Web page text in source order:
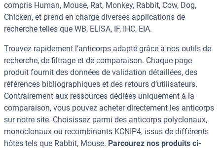
compris Human, Mouse, Rat, Monkey, Rabbit, Cow, Dog,
Chicken, et prend en charge diverses applications de
recherche telles que WB, ELISA, IF, IHC, EIA.
Trouvez rapidement l’anticorps adapté grâce à nos outils de
recherche, de filtrage et de comparaison. Chaque page
produit fournit des données de validation détaillées, des
références bibliographiques et des retours d’utilisateurs.
Contrairement aux ressources dédiées uniquement à la
comparaison, vous pouvez acheter directement les anticorps
sur notre site. Choisissez parmi des anticorps polyclonaux,
monoclonaux ou recombinants KCNIP4, issus de différents
hôtes tels que Rabbit, Mouse. Parcourez nos produits ci-